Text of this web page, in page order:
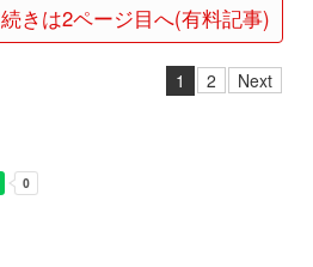
続きは2ページ目へ(有料記事)
1 2 Next